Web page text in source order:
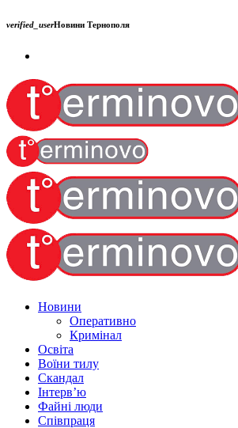
verified_userНовини Тернополя
Новини
Оперативно
Кримінал
Освіта
Воїни тилу
Скандал
Інтерв’ю
Файні люди
Співпраця